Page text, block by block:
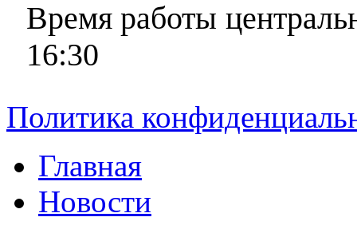
Время работы
16:30
Политика
Главная
Новости